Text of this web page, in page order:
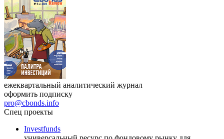
ежеквартальный аналитический журнал
оформить подписку
pro@cbonds.info
Спец проекты
Investfunds